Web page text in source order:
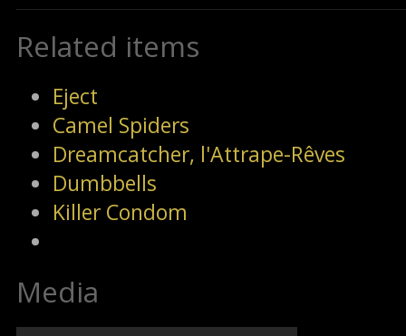
Related items
Eject
Camel Spiders
Dreamcatcher, l'Attrape-Rêves
Dumbbells
Killer Condom
Media